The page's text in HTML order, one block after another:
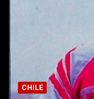
CHILE